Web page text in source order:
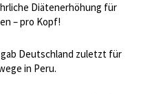
Diätenerhöhung für
– pro Kopf!
Deutschland zuletzt für
in Peru.